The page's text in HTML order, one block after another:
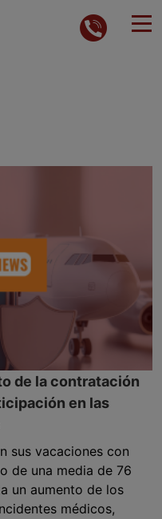
de la contratación
en las
sus vacaciones con
de una media de 76
un aumento de los
médicos,